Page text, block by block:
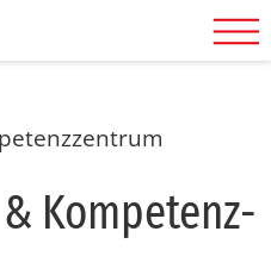
& Kom­pe­tenz­